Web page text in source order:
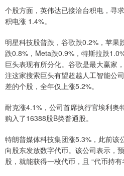
个股方面，英伟达已接洽台积电，寻
积电涨 1.4%。
明星科技股普跌，谷歌跌0.2%，苹果
跌0.8%，Meta跌0.9%，特斯拉跌
巨头表现有所分化。谷歌是最大赢家
注这家搜索巨头有望超越人工智能公
差的个股，全年仅上涨5.2%。
耐克涨4.1%，公司首席执行官埃利奥
购入了16388股B类普通股。
特朗普媒体科技集团涨5.3%，此前该
向股东发放数字代币。该公司表示，
股，就能获得一枚代币，且 “代币持有